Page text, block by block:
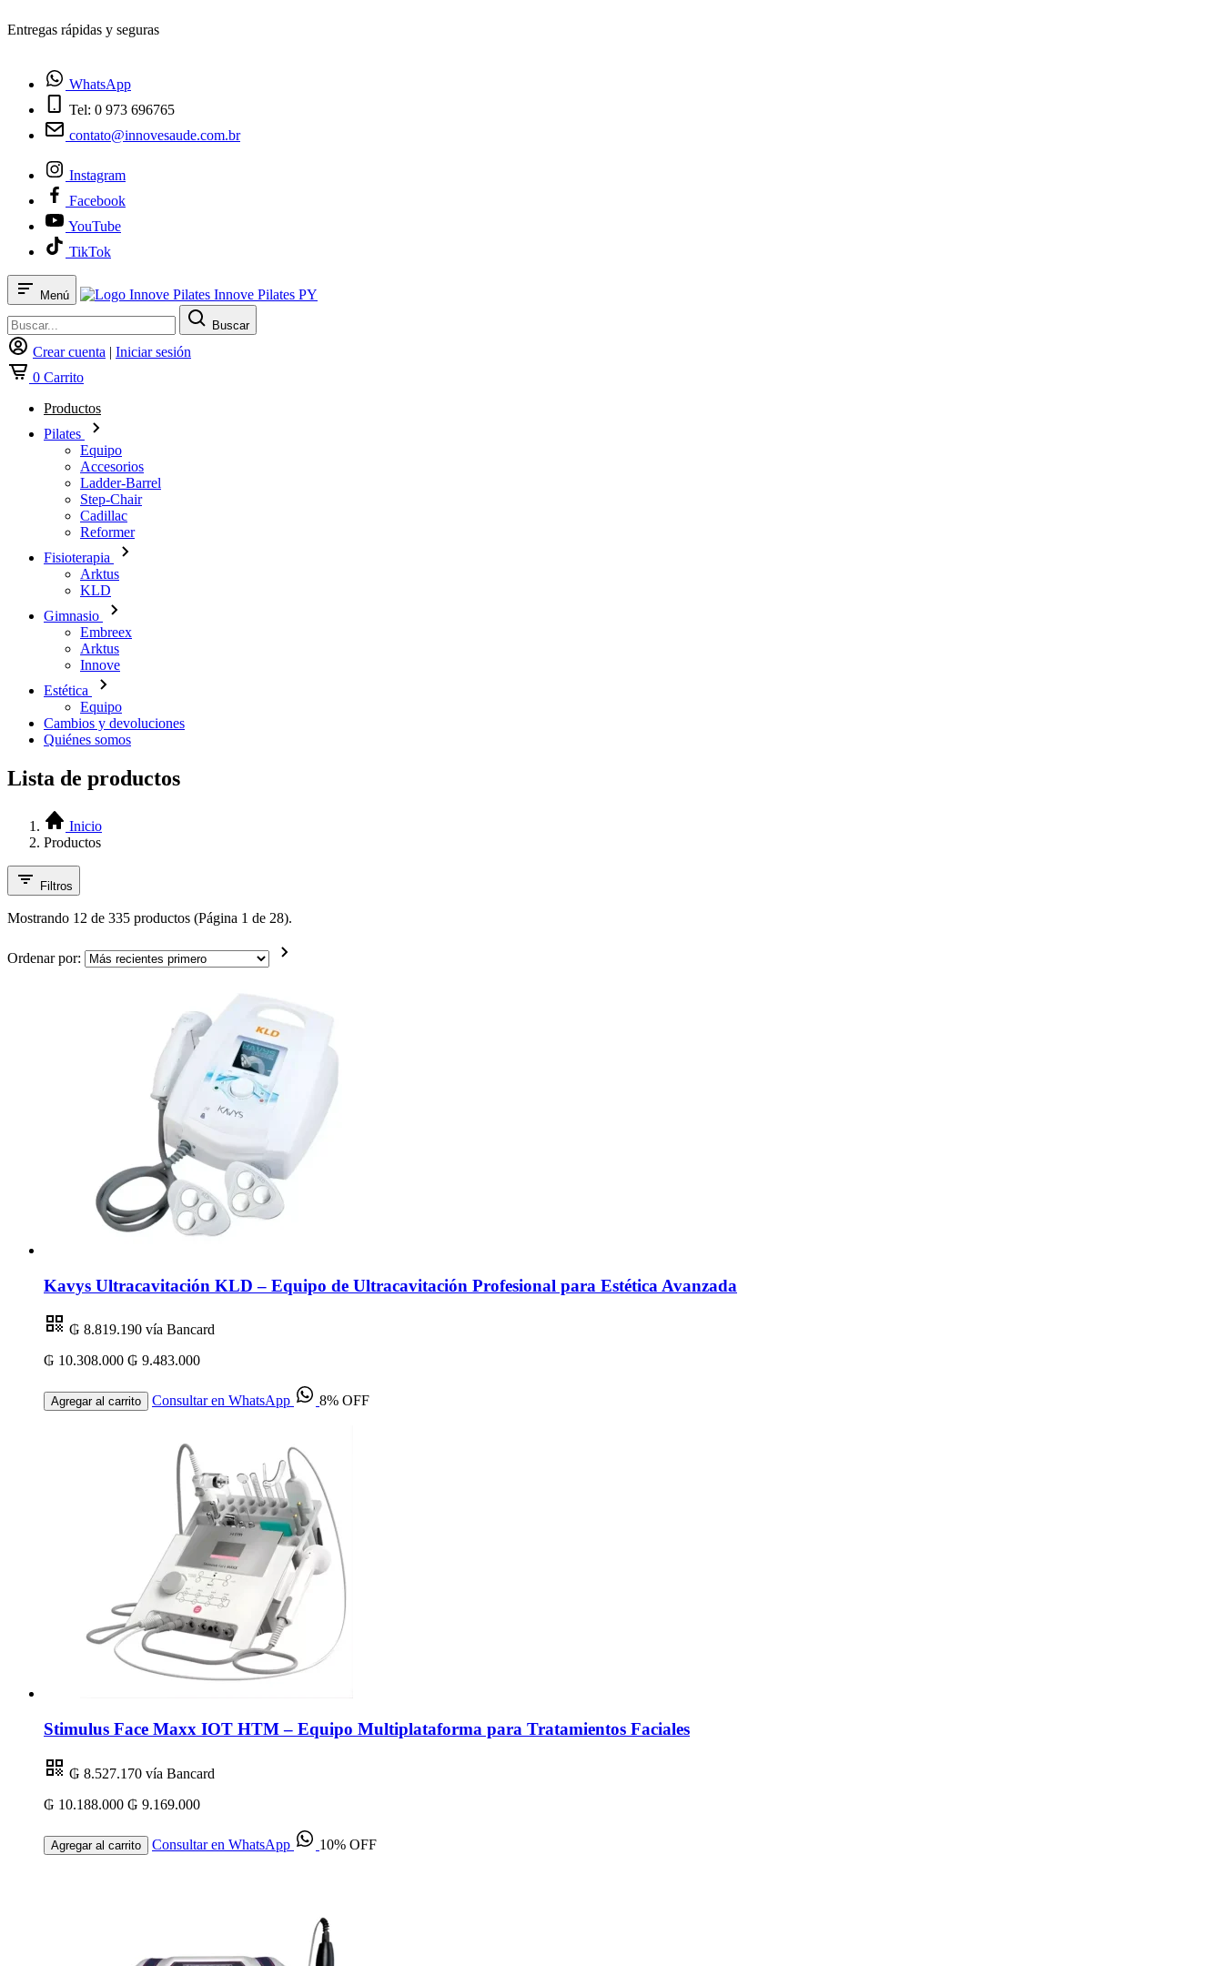
¿Tienes dudas? Habla con nosotros
WhatsApp
Tel: 0 973 696765
contato@innovesaude.com.br
Instagram
Facebook
YouTube
TikTok
Menú Innove Pilates PY
Buscar
Crear cuenta | Iniciar sesión
0 Carrito
Productos
Pilates
Equipo
Accesorios
Ladder-Barrel
Step-Chair
Cadillac
Reformer
Fisioterapia
Arktus
KLD
Gimnasio
Embreex
Arktus
Innove
Estética
Equipo
Cambios y devoluciones
Quiénes somos
Lista de productos
Inicio
Productos
Filtros
Mostrando 12 de 335 productos (Página 1 de 28).
Ordenar por:
Kavys Ultracavitación KLD – Equipo de Ultracavitación Profesional para Estética Avanzada
₲ 8.819.190 vía Bancard
₲ 10.308.000 ₲ 9.483.000
Agregar al carrito Consultar en WhatsApp 8% OFF
Stimulus Face Maxx IOT HTM – Equipo Multiplataforma para Tratamientos Faciales
₲ 8.527.170 vía Bancard
₲ 10.188.000 ₲ 9.169.000
Agregar al carrito Consultar en WhatsApp 10% OFF